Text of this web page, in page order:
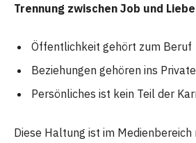
Trennung zwischen Job und Liebe
Öffentlichkeit gehört zum Beruf
Beziehungen gehören ins Private
Persönliches ist kein Teil der
Diese Haltung ist im Medienbereich